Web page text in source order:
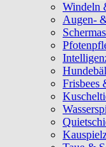
Windeln
Augen-
Frisbees